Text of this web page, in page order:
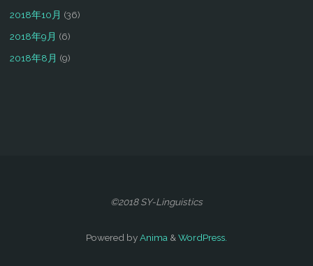
2018年10月 (36)
2018年9月 (6)
2018年8月 (9)
©2018 SY-Linguistics
Powered byAnima & WordPress.